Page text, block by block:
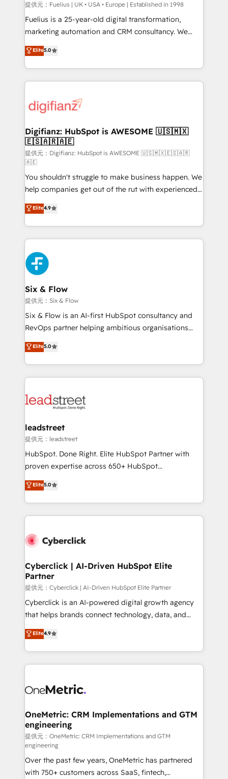
9001:2015 and now... ISO 42001: 2023 certified •
Exclusive AI 'GuardHub' governance framework,
based on ISO 42001 - helping you 'organise
👈 '𝗖𝗼𝗻𝘁𝗮𝗰𝘁 𝗯𝘂𝘀𝗶𝗻𝗲𝘀𝘀' button to get in touch
(𝘸𝘦'𝘳𝘦 𝘴𝘶𝘱𝘦𝘳 𝘳𝘦𝘴𝘱𝘰𝘯𝘴𝘪𝘷𝘦)
提供元：Fuelius | UK • USA • Europe | Established in 1998
Fuelius is a 25-year-old digital transformation,
marketing automation and CRM consultancy. We
enable mid-market and enterprise clients to
maximise their return from digital and fuel their
growth. We modernise platforms, streamline
operations that are causing inefficiencies, improve
supercharge revenue operations Key services: • CRM
Transformation / Web Development • RevOps &
Sales Consulting • Marketing Automation What
makes us different? 🚀 Top 0.5% of global HubSpot
agencies ⚙️ The strongest technical ability and
integration capabilities 💼 Consultative, long-term
partners who will embed ourselves into your
business, processes and systems 🏢 We specialise in
working with mid-market and enterprise
organisations, global organisations and those with
complex use cases 🏆 CRM Implementation,
Platform Enablement, Custom Integration and
Onboarding Accredited 🔐 ISO27001 & ISO9001
Certified
Elite5.0
Digifianz: HubSpot is AWESOME 🇺🇸🇲🇽
🇪🇸🇦🇷🇦🇪
提供元：Digifianz: HubSpot is AWESOME 🇺🇸🇲🇽🇪🇸🇦🇷
🇦🇪
You shouldn't struggle to make business happen. We
help companies get out of the rut with experienced,
process-oriented teams implementing HubSpot
Marketing, Sales, Service, CMS and Operations Hub,
so selling and actually engaging with your customers
feels easy and pain-free. We are a top ranked
HubSpot Elite Partner, winner of Rookie of the Year
and Customer First Awards, 4.9/5 rating in HubSpot
Reviews and 4.9/5 rating in Clutch Reviews. Digifianz
helps the following industries: logistics & 3PL, home
improvement & construction, branding and
commercialization, real estate, health, education,
SaaS, Software Dev & IT and consulting, make the
the United States, EU, UAE, Mexico and Latin
America. From casual user to super fan: make
Elite4.9
Six & Flow
提供元：Six & Flow
Six & Flow is an AI-first HubSpot consultancy and
RevOps partner helping ambitious organisations
grow with clarity, confidence, and intelligence.
Operating across the UK, Netherlands, Ireland, and
Canada, we’ve delivered thousands of successful
HubSpot projects for mid-market and enterprise
combine HubSpot, data, and AI to design connected
and technology for predictable, scalable revenue
growth. Our expertise spans RevOps, CRM and data
architecture, AI enablement, and strategic marketing,
delivered through our proprietary FLAIR framework
Partner and ISO 27001:2022 certified consultancy,
we blend strategy, creativity, and technology to help
Elite5.0
leadstreet
提供元：leadstreet
HubSpot. Done Right. Elite HubSpot Partner with
proven expertise across 650+ HubSpot
implementations. With 12+ years of HubSpot
experience, we help you use the HubSpot platform
to its fullest capacity, improve your current HubSpot
website, or build your new one.
Elite5.0
Cyberclick | AI-Driven HubSpot Elite
Partner
提供元：Cyberclick | AI-Driven HubSpot Elite Partner
Cyberclick is an AI-powered digital growth agency
that helps brands connect technology, data, and
creativity to achieve measurable results. Founded in
Barcelona and operating across Spain, LATAM, and
the UK, we support global companies in building
smarter marketing, sales, and customer success
Iberia (Spain & Portugal), we combine human insight
growth. Our multidisciplinary team designs solutions
that simplify complexity, boost performance, and
turn innovation into real impact. 🌍 Highlights •
HubSpot Partner since 2012 • 2022 EMEA Impact
Award: Best Integration • 150+ successful HubSpot
projects • Clients in 30+ industries • Proprietary
Elite4.9
OneMetric: CRM Implementations and GTM
engineering
提供元：OneMetric: CRM Implementations and GTM
engineering
Over the past few years, OneMetric has partnered
with 750+ customers across SaaS, fintech,